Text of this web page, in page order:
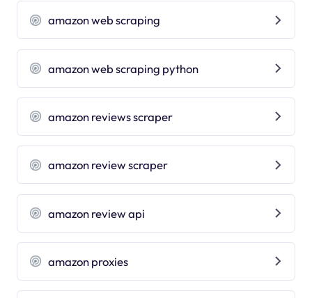
amazon web scraping
amazon web scraping python
amazon reviews scraper
amazon review scraper
amazon review api
amazon proxies